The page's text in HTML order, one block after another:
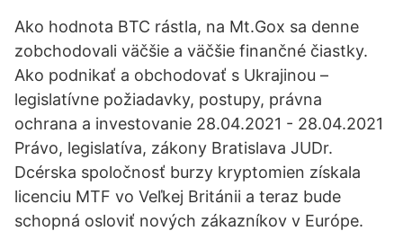
Ako hodnota BTC rástla, na Mt.Gox sa denne
zobchodovali väčšie a väčšie finančné čiastky.
Ako podnikať a obchodovať s Ukrajinou –
legislatívne požiadavky, postupy, právna
ochrana a investovanie 28.04.2021 - 28.04.2021
Právo, legislatíva, zákony Bratislava JUDr.
Dcérska spoločnosť burzy kryptomien získala
licenciu MTF vo Veľkej Británii a teraz bude
schopná osloviť nových zákazníkov v Európe.